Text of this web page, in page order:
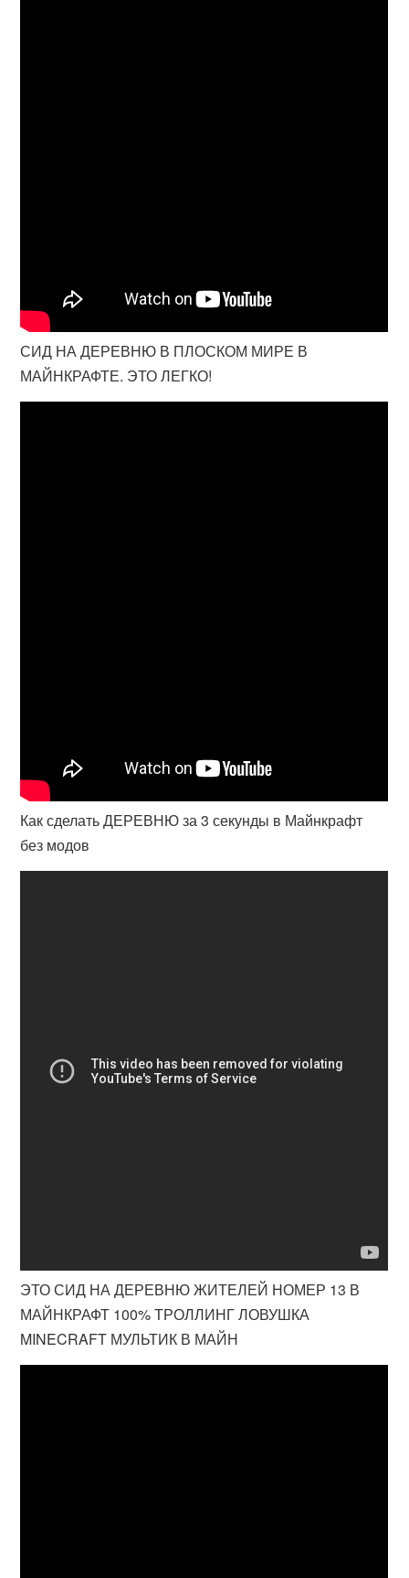
СИД НА ДЕРЕВНЮ В ПЛОСКОМ МИРЕ В
МАЙНКРАФТЕ. ЭТО ЛЕГКО!
Как сделать ДЕРЕВНЮ за 3 секунды в Майнкрафт
без модов
ЭТО СИД НА ДЕРЕВНЮ ЖИТЕЛЕЙ НОМЕР 13 В
МАЙНКРАФТ 100% ТРОЛЛИНГ ЛОВУШКА
MINECRAFT МУЛЬТИК В МАЙН